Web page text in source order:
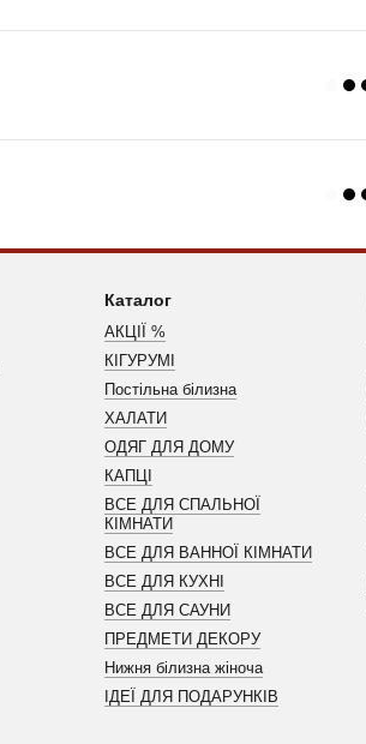
Каталог
АКЦІЇ %
КІГУРУМІ
Постільна білизна
ХАЛАТИ
ОДЯГ ДЛЯ ДОМУ
КАПЦІ
ВСЕ ДЛЯ СПАЛЬНОЇ
КІМНАТИ
ВСЕ ДЛЯ ВАННОЇ КІМНАТИ
ВСЕ ДЛЯ КУХНІ
ВСЕ ДЛЯ САУНИ
ПРЕДМЕТИ ДЕКОРУ
Нижня білизна жіноча
ІДЕЇ ДЛЯ ПОДАРУНКІВ